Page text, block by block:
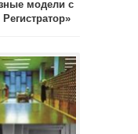
модели с